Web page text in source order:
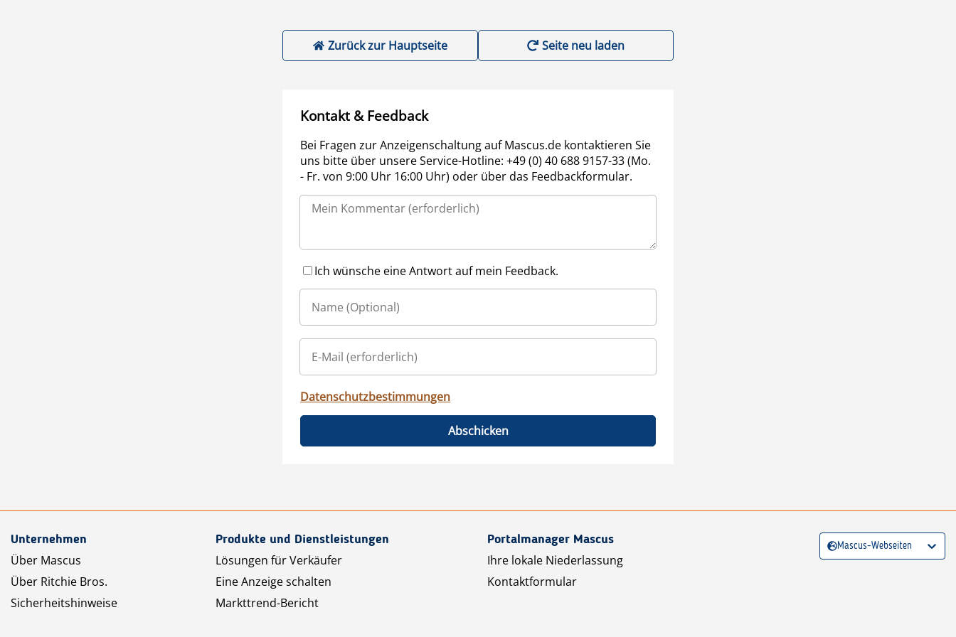
Zurück zur Hauptseite Seite neu laden
Kontakt & Feedback
Bei Fragen zur Anzeigenschaltung auf Mascus.de kontaktieren Sie
uns bitte über unsere Service-Hotline: +49 (0) 40 688 9157-33 (Mo.
- Fr. von 9:00 Uhr 16:00 Uhr) oder über das Feedbackformular.
Ich wünsche eine Antwort auf mein Feedback.
Datenschutzbestimmungen
Abschicken
Unternehmen
Über Mascus
Über Ritchie Bros.
Sicherheitshinweise
Produkte und Dienstleistungen
Lösungen für Verkäufer
Eine Anzeige schalten
Markttrend-Bericht
Portalmanager Mascus
Ihre lokale Niederlassung
Kontaktformular
Mascus-Webseiten